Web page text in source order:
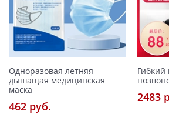
Одноразовая летняя
дышащая медицинская
маска
462 pуб.
2483